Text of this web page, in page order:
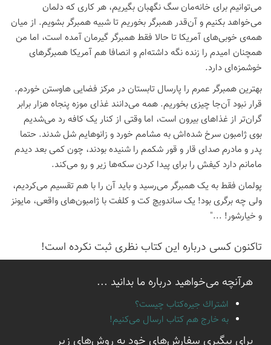
می‌توانیم برای خانه‌مان سگ نگهبان بگیریم، هر کاری که دلمان
می‌خواهد بکنیم و آن‌قدر همبرگر بخوریم تا شبیه همبرگر بشویم. از میان
همه‌ی خوبی‌های آمریکا تا حالا فقط همبرگر گیرمان آمده است، اما من
همچنان امیدم را زنده نگه داشته‌ام و انصافا هم آمریکا همبرگرهای
خوشمزه‌ای دارد.
بهترین همبرگر عمرم را پارسال تابستان در مرکز فضایی هاوستن خوردم.
قرار نبود آن‌جا چیزی بخوریم. همه می‌دانند غذای موزه پنجاه هزار برابر
گران‌تر از غذاهای بیرون است، اما وقتی از کنار یک کافه رد می‌شدیم
بوی ژامبون سرخ شده‌اش به مشامم خورد و زانوهایم شل شدند. حتما
پدر و مادرم صدای قار و قور شکمم را شنیده بودند، چون کمی بعد دیدم
مامانم دارد کیفش را برای پیدا کردن سکه‌ها زیر و رو می‌کند.
پولمان فقط به یک همبرگر می‌رسید و باید آن را با هم تقسیم می‌کردیم،
ولی چه برگری بود! یک ساندویچ کت و کلفت با ژامبون‌های واقعی، مایونز
و خیارشور! ..."
تاكنون كسی درباره این كتاب نظری ثبت نكرده است!
هرآنچه می‌خواهید درباره ما بدانید ...
اشتراك جيره‌كتاب چيست؟
به خارج هم كتاب ارسال می‌كنیم!
برای پیگیری سفارش‌های خود به روش‌های زیر